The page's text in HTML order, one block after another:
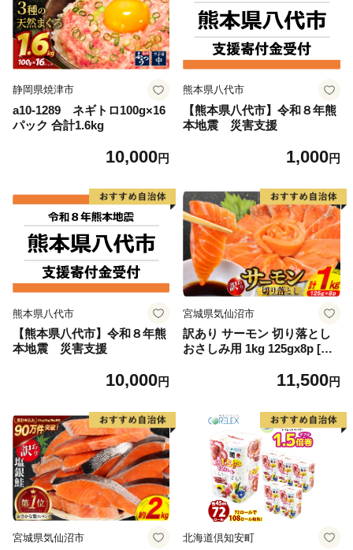
静岡県焼津市
a10-1289 ネギトロ100g×16
パック 合計1.6kg
10,000円
熊本県八代市
【熊本県八代市】令和８年熊
本地震 災害支援
1,000円
熊本県八代市
【熊本県八代市】令和８年熊
本地震 災害支援
10,000円
宮城県気仙沼市
訳あり サーモン 切り落とし
おさしみ用 1kg 125gx8p [足
4313] 魚 魚介類 鮭 お刺し身
11,500円
宮城県気仙沼市 北海道倶知安町